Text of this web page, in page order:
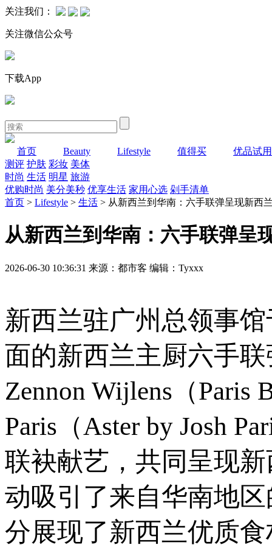
关注我们：
关注微信公众号
下载App
首页 Beauty Lifestyle 值得买
优品试用
测评 护肤 彩妆 美体
时尚 生活 明星 旅游
优购时尚 美分美秒 优享生活 家用心选 剁手清单
首页 > Lifestyle > 生活 > 从新西兰到华南：六手联弹呈现新西
从新西兰到华南：六手联弹呈
2026-06-30 10:36:31 来源：都市客 编辑：Tyxxx
新西兰驻广州总领事
面的新西兰主厨六手
Zennon Wijlens（Paris
Paris（Aster by Josh
联袂献艺，共同呈现
动吸引了来自华南地
分展现了新西兰优质